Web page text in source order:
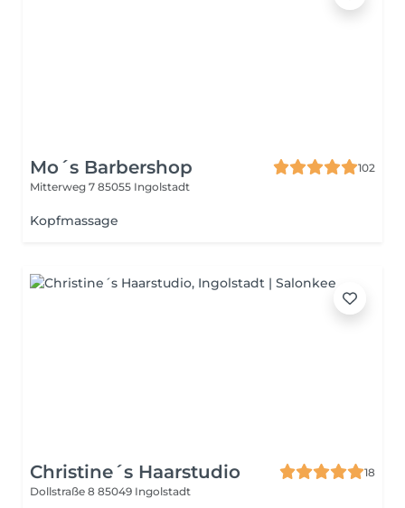
Mo´s Barbershop
102
Mitterweg 7 85055 Ingolstadt
Kopfmassage
Christine´s Haarstudio
18
Dollstraße 8 85049 Ingolstadt